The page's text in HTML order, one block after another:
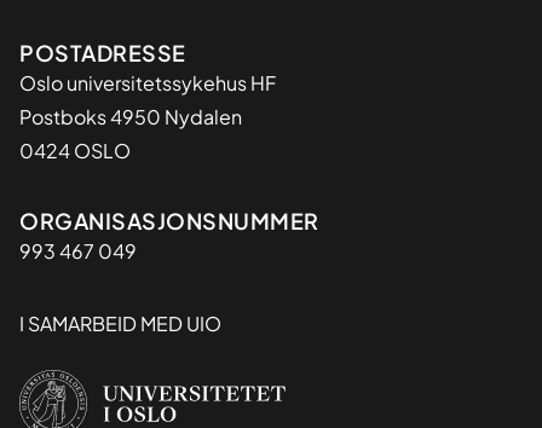
Adresse
POSTADRESSE
Oslo universitetssykehus HF
Postboks 4950 Nydalen
0424 OSLO
Organisasjon
ORGANISASJONSNUMMER
993 467 049
I SAMARBEID MED UIO